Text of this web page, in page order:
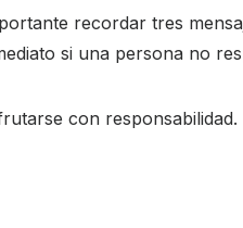
recordar tres
si una persona no
con